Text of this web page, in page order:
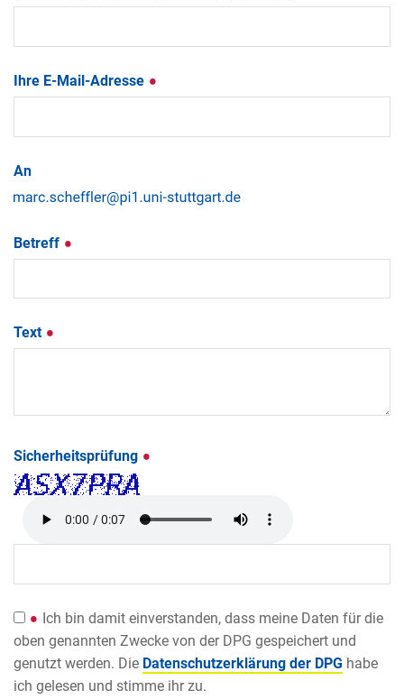
Ihre E-Mail-Adresse
An
Betreff
Text
Sicherheitsprüfung
Ich bin damit einverstanden, dass meine Daten für die
oben genannten Zwecke von der DPG gespeichert und
genutzt werden. Die Datenschutzerklärung der DPG habe
ich gelesen und stimme ihr zu.